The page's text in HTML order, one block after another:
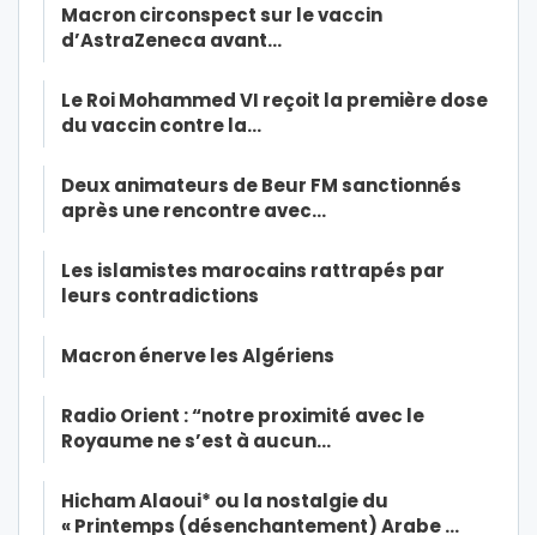
Macron circonspect sur le vaccin
d’AstraZeneca avant…
Le Roi Mohammed VI reçoit la première dose
du vaccin contre la…
Deux animateurs de Beur FM sanctionnés
après une rencontre avec…
Les islamistes marocains rattrapés par
leurs contradictions
Macron énerve les Algériens
Radio Orient : “notre proximité avec le
Royaume ne s’est à aucun…
Hicham Alaoui* ou la nostalgie du
« Printemps (désenchantement) Arabe …